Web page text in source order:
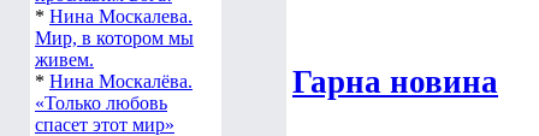
* Нина Москалева.
Мир, в котором мы
живем.
* Нина Москалёва.
«Только любовь
спасет этот мир»
Гарна новина